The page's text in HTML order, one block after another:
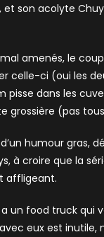
son acolyte
amenés, le
celle-ci (oui les
dans les
grossière (pas
humour gras,
à croire que la
affligeant.
un food truck qui
eux est